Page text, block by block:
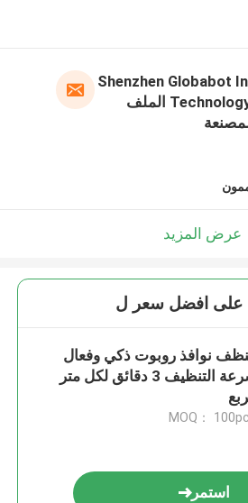
Shenzhen Globabot
Technology Co.,Ltd الملف
عرض المزيد
على افضل سعر ل
نوافذ روبوت ذكي وفعال
سرعة التنظيف 3 دقائق لكل متر
MOQ：
استمر